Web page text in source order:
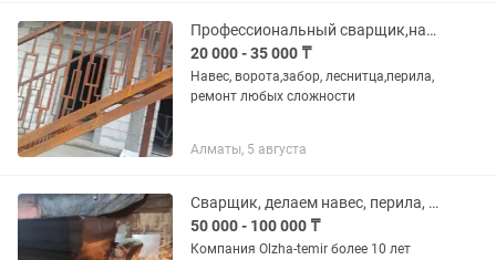
Профессиональный сварщик,навес,ворота,леснитца,перила,забор любой сложности
20 000 - 35 000 ₸
Навес, ворота,забор, леснитца,перила,
ремонт любых сложности
Алматы, 5 августа
Сварщик, делаем навес, перила, курилка
50 000 - 100 000 ₸
Компания Olzha-temir более 10 лет